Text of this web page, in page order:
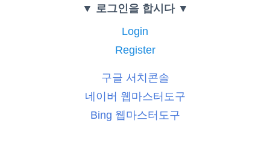
▼ 로그인을 합시다 ▼
Login
Register
구글 서치콘솔
네이버 웹마스터도구
Bing 웹마스터도구